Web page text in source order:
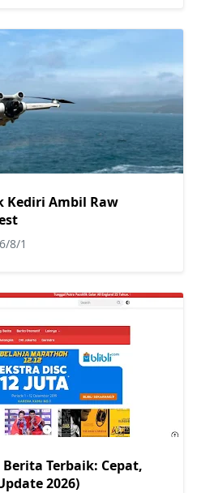
Kediri Ambil Raw
8/1
Berita Terbaik: Cepat,
2026)